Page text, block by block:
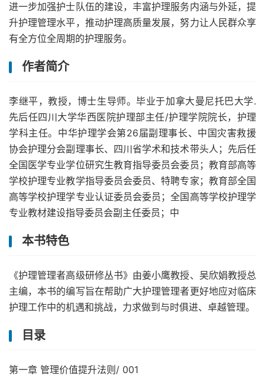
进一步加强护士队伍的建设，丰富护理服务内涵与外延，提
升护理管理水平，推动护理高质量发展，努力让人民群众享
有全方位全周期的护理服务。
作者简介
李继平，教授，博士生导师。毕业于加拿大曼尼托巴大学.
先后任四川大学华西医院护理部主任/护理学院院长，护理
学科主任。中华护理学会第26届副理事长、中国灾害救援
协会护理分会副理事长、四川省学术和技术带头人；先后任
全国医学专业学位研究生教育指导委员会委员；教育部高等
学校护理专业教学指导委员会委员、特聘专家；教育部全国
高等学校护理学专业认证委员会委员；全国高等学校护理学
专业教材建设指导委员会副主任委员；中
本书特色
《护理管理者高级研修丛书》由姜小鹰教授、吴欣娟教授总
主编，本书的编写旨在帮助广大护理管理者更好地应对临床
护理工作中的机遇和挑战，力求做到与时俱进、卓越管理。
目录
第一章 管理价值提升法则/ 001